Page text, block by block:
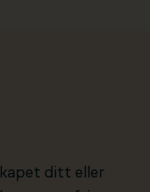
ditt eller